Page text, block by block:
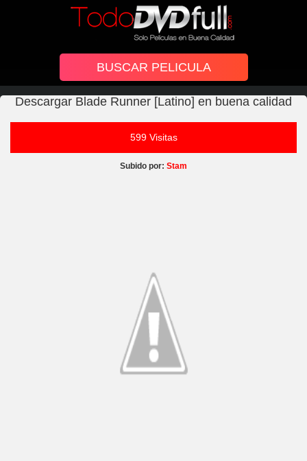
Descargar Blade Runner [Latino] en buena calidad
599 Visitas
Subido por: Stam